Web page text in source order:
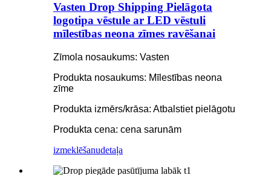
Vasten Drop Shipping Pielāgota
logotipa vēstule ar LED vēstuli
mīlestības neona zīmes ravēšanai
Zīmola nosaukums: Vasten
Produkta nosaukums: Mīlestības neona
zīme
Produkta izmērs/krāsa: Atbalstiet pielāgotu
Produkta cena: cena sarunām
izmeklēšanudetaļa